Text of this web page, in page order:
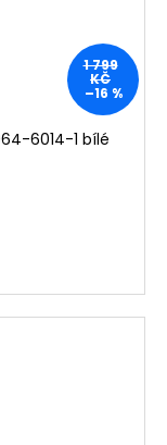
1 799
KČ
–16 %
6014-1 bílé